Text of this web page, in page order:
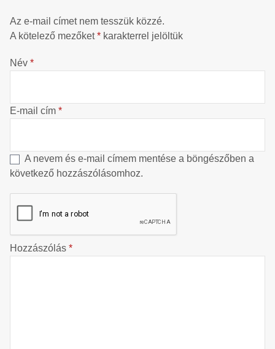
Az e-mail címet nem tesszük közzé.
A kötelező mezőket* karakterrel jelöltük
Név *
E-mail cím *
A nevem és e-mail címem mentése a böngészőben a
következő hozzászólásomhoz.
Hozzászólás *